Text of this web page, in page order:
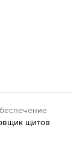
щитов